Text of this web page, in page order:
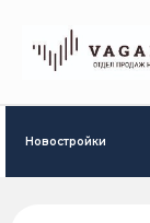
Новостройки